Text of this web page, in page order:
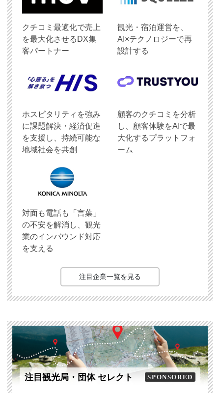
クチコミ最適化で売上
を最大化させるDX集
客パートナー
観光・宿泊運営を、
AI×テクノロジーで再
設計する
ホスピタリティを強み
に課題解決・経済促進
を支援し、持続可能な
地域社会を共創
顧客のクチコミを分析
し、顧客体験をAIで最
大化するプラットフォ
ーム
対面も電話も「言葉」
の不安を解消し、観光
業のインバウンド対応
を支える
注目企業一覧を見る
注目観光局・団体 セレクト SPONSORED